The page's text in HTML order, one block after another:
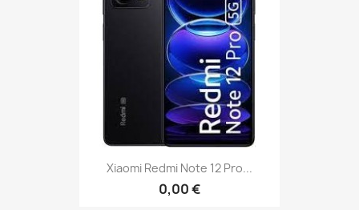
Xiaomi Redmi Note 12 Pro...
0,00 €